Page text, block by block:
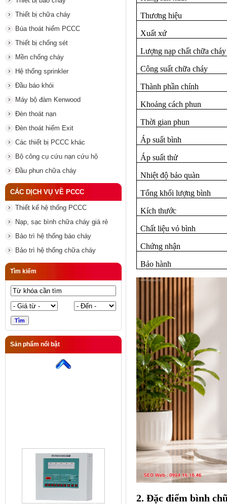
Thiết bị chữa cháy
Búa thoát hiểm PCCC
Thiết bị chống sét
Mền chống cháy
Hệ thống sprinkler
Đầu báo khói
Máy bộ đàm Kenwood
Đèn thoát nạn
Đèn thoát hiểm Exit
Các thiết bị PCCC khác
Bộ công cụ cứu nạn cứu hộ
Đầu phun chữa cháy
CÁC DỊCH VỤ VỀ PCCC
Thiết kế hệ thống PCCC
Nạp, sạc bình chữa cháy giá rẻ
Bảo trì hệ thống báo cháy
Bảo trì hệ thống chữa cháy
Tìm kiếm
Sản phẩm nổi bật
Trung tâm báo cháy 10 kênh
Yunyang (mã hàng YF-1G-
10L) ABS
Thương hiệu
Xuất xứ
Lượng nạp chất chữa cháy
Công suất chữa cháy
Thành phần chính
Khoảng cách phun
Thời gian phun
Áp suất bình
Áp suất thử
Nhiệt độ bảo quàn
Tổng khối lượng bình
Kích thước
Chất liệu vỏ bình
Chứng nhận
Bảo hành
2. Đặc điểm bình